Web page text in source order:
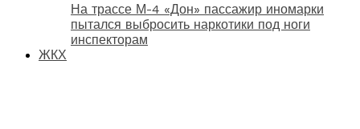
На трассе М-4 «Дон» пассажир иномарки
пытался выбросить наркотики под ноги
инспекторам
ЖКХ